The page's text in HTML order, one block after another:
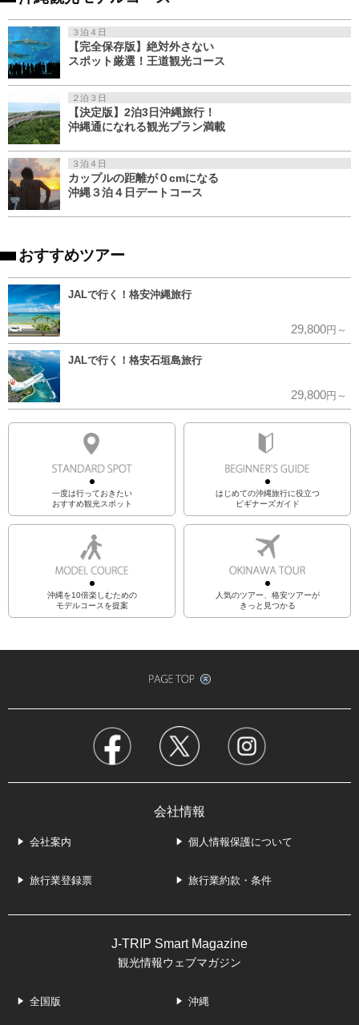
３泊４日
【完全保存版】絶対外さない
スポット厳選！王道観光コース
２泊３日
【決定版】2泊3日沖縄旅行！
沖縄通になれる観光プラン満載
３泊４日
カップルの距離が０cmになる
沖縄３泊４日デートコース
おすすめツアー
JALで行く！格安沖縄旅行
29,800円～
JALで行く！格安石垣島旅行
29,800円～
一度は行っておきたい
おすすめ観光スポット
はじめての沖縄旅行に役立つ
ビギナーズガイド
沖縄を10倍楽しむための
モデルコースを提案
人気のツアー、格安ツアーが
きっと見つかる
会社情報
会社案内 個人情報保護について
旅行業登録票 旅行業約款・条件
J-TRIP Smart Magazine
観光情報ウェブマガジン
全国版 沖縄